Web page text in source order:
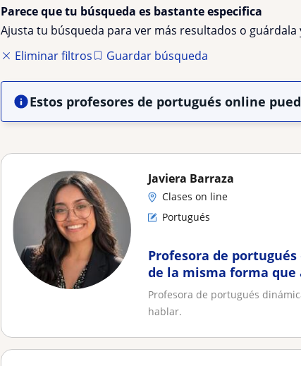
Parece que tu búsqueda es bastante especifica
Ajusta tu búsqueda para ver más resultados o
Eliminar filtros
Guardar búsqueda
Estos profesores de portugués online
Javiera Barraza
Clases on line
Portugués
Profesora de
de la misma forma
Profesora de portugués
hablar.